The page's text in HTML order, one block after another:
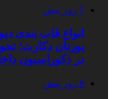
5 روز پیش
انواع قاب بندی
یورتان دکارت؛
در دکوراسیون
6 روز پیش